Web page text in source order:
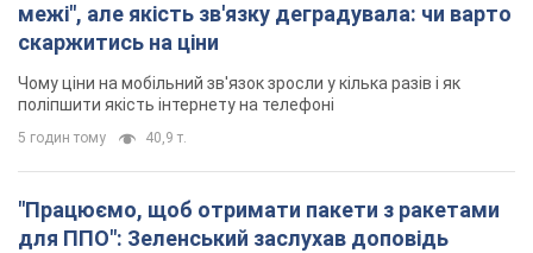
межі", але якість зв'язку деградувала: чи варто
скаржитись на ціни
Чому ціни на мобільний зв'язок зросли у кілька разів і як
поліпшити якість інтернету на телефоні
5 годин тому 40,9 т.
"Працюємо, щоб отримати пакети з ракетами
для ППО": Зеленський заслухав доповідь